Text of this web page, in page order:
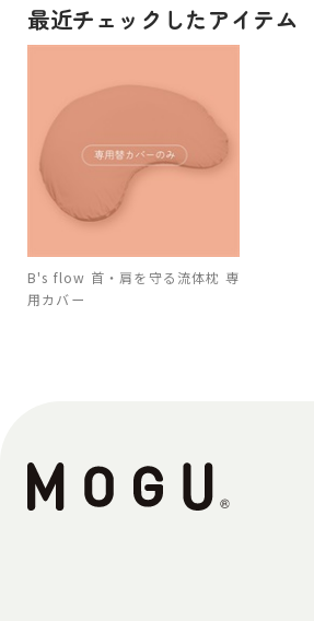
最近チェックしたアイテム
B's flow 首・肩を守る流体枕 専
用カバー